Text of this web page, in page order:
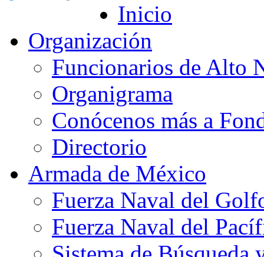
Inicio
Organización
Funcionarios de Alto
Organigrama
Conócenos más a
Directorio
Armada de México
Fuerza Naval del
Fuerza Naval del